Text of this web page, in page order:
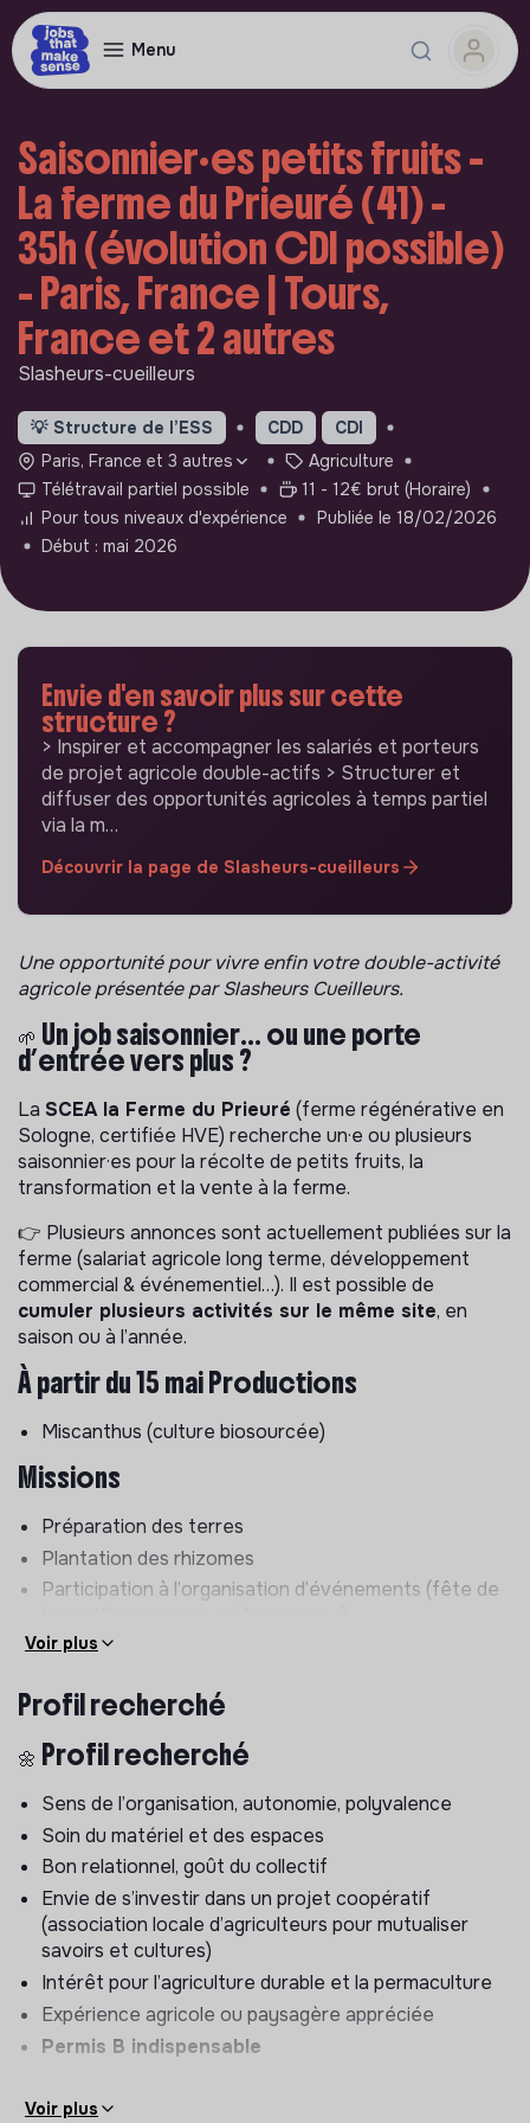
Menu
Saisonnier·es petits fruits -
La ferme du Prieuré (41) -
35h (évolution CDI possible)
- Paris, France | Tours,
France et 2 autres
Slasheurs-cueilleurs
💡 Structure de l’ESS CDD
CDI
Paris, France et 3 autres
Agriculture
Télétravail partiel possible
11 - 12€ brut (Horaire)
Pour tous niveaux d'expérience
Publiée le 18/02/2026
Début : mai 2026
Envie d'en savoir plus sur cette
structure ?
> Inspirer et accompagner les salariés et porteurs
de projet agricole double-actifs > Structurer et
diffuser des opportunités agricoles à temps partiel
via la m…
Découvrir la page de Slasheurs-cueilleurs
Une opportunité pour vivre enfin votre double-activité
agricole présentée par Slasheurs Cueilleurs.
🌱 Un job saisonnier… ou une porte
d’entrée vers plus ?
La SCEA la Ferme du Prieuré (ferme régénérative en
Sologne, certifiée HVE) recherche un·e ou plusieurs
saisonnier·es pour la récolte de petits fruits, la
transformation et la vente à la ferme.
👉 Plusieurs annonces sont actuellement publiées sur la
ferme (salariat agricole long terme, développement
commercial & événementiel…). Il est possible de
cumuler plusieurs activités sur le même site, en
saison ou à l’année.
À partir du 15 maiProductions
Miscanthus (culture biosourcée)
Missions
Préparation des terres
Plantation des rhizomes
Participation à l’organisation d’événements (fête de
À partir du 15 juin – Saison des myrtilles
Productions
Myrtilles (et diversification à venir)
Missions
Fertilisation, désherbage, tonte
Récolte / cueillette
Conditionnement
Transformation (gâteaux, sorbets, jus…)
Accueil du public : cueillette à la ferme
Vente sur événements locaux (notamment le village
solognot de la FFE à Lamotte-Beuvron)
(juillet)
Voir plus
Profil recherché
🌼 Profil recherché
Sens de l’organisation, autonomie, polyvalence
Soin du matériel et des espaces
Bon relationnel, goût du collectif
Envie de s’investir dans un projet coopératif
(association locale d’agriculteurs pour mutualiser
savoirs et cultures)
Intérêt pour l’agriculture durable et la permaculture
Expérience agricole ou paysagère appréciée
Permis B indispensable
Voir plus